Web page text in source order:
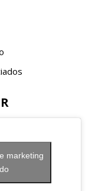
marketing